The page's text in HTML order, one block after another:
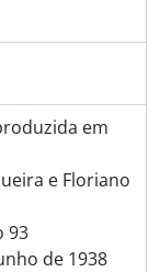
em
e Floriano
93
de 1938